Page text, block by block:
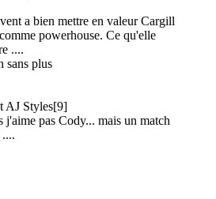
a bien mettre en valeur Cargill
powerhouse. Ce qu'elle
....
sans plus
AJ Styles[9]
j'aime pas Cody... mais un match
....